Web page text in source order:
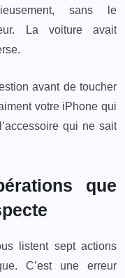
sans le
La voiture avait
avant de toucher
votre iPhone qui
qui ne sait
que
listent sept actions
C’est une erreur